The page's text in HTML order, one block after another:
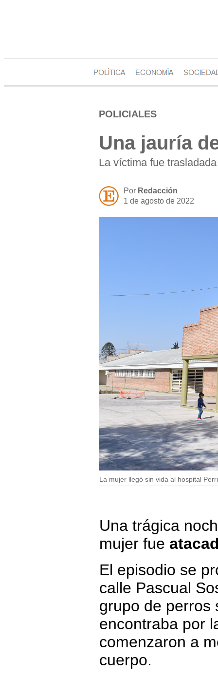
POLICIALES
Una jauría
La víctima fue
Por Redacción
1 de agosto de 2022
La mujer llegó sin vida al hospital
Una trágica
mujer fue
El episodio se
calle Pascual
grupo de perros
encontraba por
comenzaron a
cuerpo.